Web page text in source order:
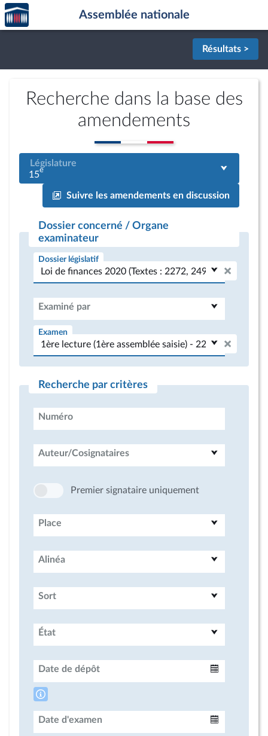
Aller au contenu
Aller en bas de la page
Accèder
à la
page
Assemblée nationale
Résultats >
Recherche dans la base des
amendements
Législature
15e
Suivre les amendements en discussion
Dossier concerné / Organe
examinateur
Dossier législatif
Examiné par
Examen
Recherche par critères
Numéro
Auteur/Cosignataires
Premier signataire uniquement
Place
Alinéa
Sort
État
Date de dépôt
Date d'examen